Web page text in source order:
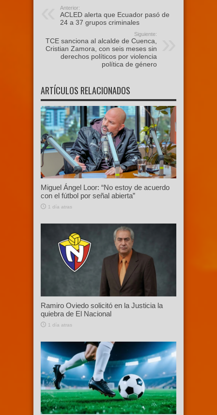
Anterior:
ACLED alerta que Ecuador pasó de
24 a 37 grupos criminales
Siguiente:
TCE sanciona al alcalde de Cuenca,
Cristian Zamora, con seis meses sin
derechos políticos por violencia
política de género
ARTÍCULOS RELACIONADOS
Miguel Ángel Loor: “No estoy de acuerdo
con el fútbol por señal abierta”
1 día atras
Ramiro Oviedo solicitó en la Justicia la
quiebra de El Nacional
1 día atras